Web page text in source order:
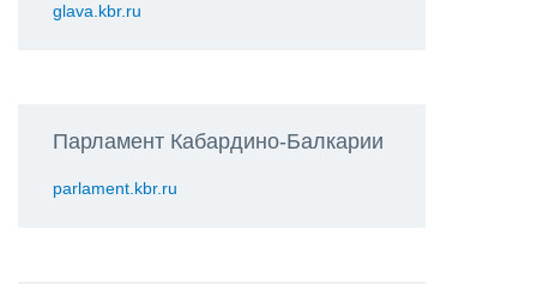
glava.kbr.ru
Парламент Кабардино-Балкарии
parlament.kbr.ru